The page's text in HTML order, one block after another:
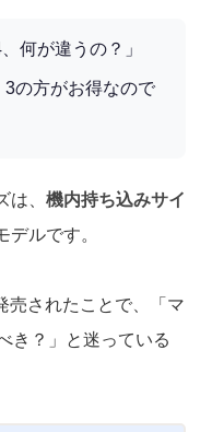
何が違うの？」
3の方がお得なので
、 機内持ち込みサイ
デルです。
売されたことで、「マ
き？」と迷っている